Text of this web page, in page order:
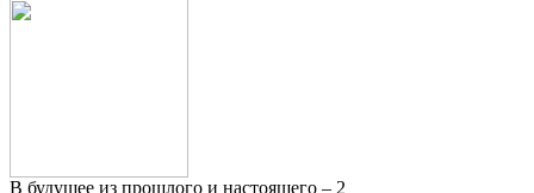
В будущее из прошлого и настоящего – 2